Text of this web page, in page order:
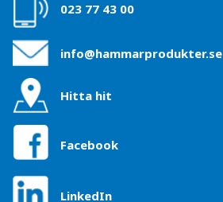
023 77 43 00
info@hammarprodukter.se
Hitta hit
Facebook
LinkedIn